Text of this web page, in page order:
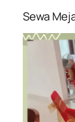
Sewa